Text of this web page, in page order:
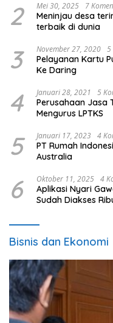
2 Mei 30, 2025 7
Meninjau desa
terbaik di dunia
3 November 27, 2020 5
Pelayanan Kartu
Ke Daring
4 Januari 28, 2021 5
Perusahaan Jasa
Mengurus LPTKS
5 Januari 17, 2023 4
PT Rumah
Australia
6 Oktober 11, 2025 4
Aplikasi Nyari
Sudah Diakses
Bisnis dan Ekonomi